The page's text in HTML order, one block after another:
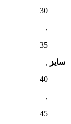
سایز
30
,
35
,
40
,
45